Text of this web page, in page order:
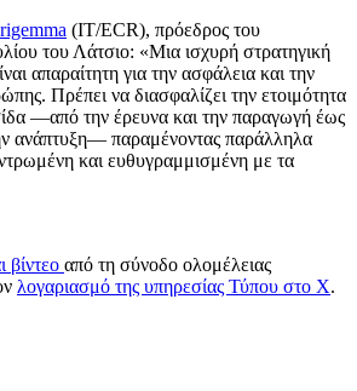
(IT/ECR), πρόεδρος του
του Λάτσιο: «Μια ισχυρή στρατηγική
απαραίτητη για την ασφάλεια και την
Πρέπει να διασφαλίζει την ετοιμότητα
—από την έρευνα και την παραγωγή έως
ανάπτυξη— παραμένοντας παράλληλα
και ευθυγραμμισμένη με τα
βίντεο από τη σύνοδο ολομέλειας
λογαριασμό της υπηρεσίας Τύπου στο X.